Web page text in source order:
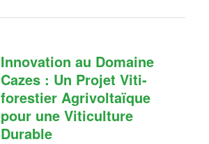
Innovation au Domaine
Cazes : Un Projet Viti-
forestier Agrivoltaïque
pour une Viticulture
Durable